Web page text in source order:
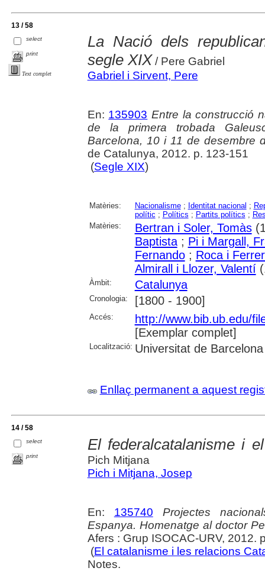
13 / 58
select
print
Text complet
La Nació dels
segle XIX / Pere Gabriel
Gabriel i Sirvent, Pere
En: 135903 Entre la construcció
de la primera trobada
Barcelona, 10 i 11 de desembre
de Catalunya, 2012. p. 123-151
(Segle XIX)
Matèries: Nacionalisme; Identitat nacional ;
polític ; Polítics ; Partits polítics ;
Matèries:
Bertran i Soler, Tomàs
Baptista; Pi i Margall,
Fernando; Roca i
Almirall i Llozer, Valentí
Àmbit: Catalunya
Cronologia: [1800 - 1900]
Accés:
http://www.bib.ub.edu/
[Exemplar complet]
Localització: Universitat de Barcelona
Enllaç permanent a aquest
14 / 58
select
print
El federalcatalanisme i
Pich Mitjana
Pich i Mitjana, Josep
En: 135740
Projectes
Espanya. Homenatge al doctor
Afers : Grup ISOCAC-URV, 2012.
(El catalanisme i les relacions
Notes.